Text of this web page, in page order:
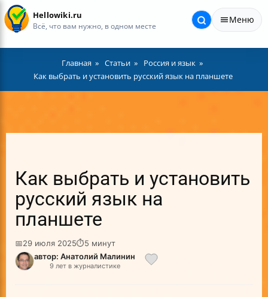
Hellowiki.ru
Всё, что вам нужно, в одном месте
Меню
Главная Статьи
Россия и язык
Как выбрать и установить русский язык на планшете
Как выбрать и установить
русский язык на
планшете
📅29 июля 2025⏱5 минут
автор: Анатолий Малинин
9 лет в журналистике